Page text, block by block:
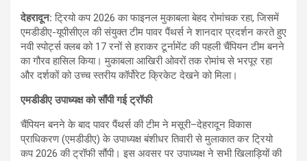
देहरादून: ट्रियो कप 2026 का फाइनल मुकाबला बेहद रोमांचक रहा, जिसमें
एमडीडीए-यूपीसीएल की संयुक्त टीम पावर पैंथर्स ने शानदार प्रदर्शन करते हुए
नवी स्पोर्ट्स क्लब को 17 रनों से हराकर टूर्नामेंट की पहली चैंपियन टीम बनने
का गौरव हासिल किया। मुकाबला आखिरी ओवरों तक रोमांच से भरपूर रहा
और दर्शकों को उच्च स्तरीय कॉर्पोरेट क्रिकेट देखने को मिला।
एमडीडीए उपाध्यक्ष को सौंपी गई ट्रॉफी
चैंपियन बनने के बाद पावर पैंथर्स की टीम ने मसूरी–देहरादून विकास
प्राधिकरण (एमडीडीए) के उपाध्यक्ष बंशीधर तिवारी से मुलाकात कर ट्रियो
कप 2026 की ट्रॉफी सौंपी। इस अवसर पर उपाध्यक्ष ने सभी खिलाड़ियों की